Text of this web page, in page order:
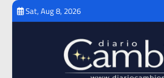
Skip
Sat, Aug 8, 2026